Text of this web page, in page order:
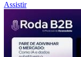
Assistir